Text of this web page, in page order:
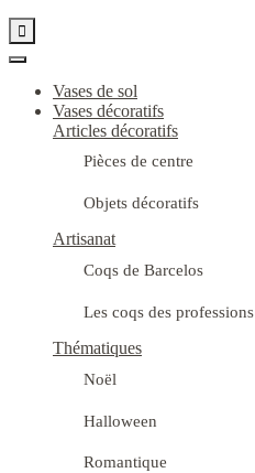

Vases de sol
Vases décoratifs
Articles décoratifs
Pièces de centre
Objets décoratifs
Artisanat
Coqs de Barcelos
Les coqs des professions
Thématiques
Noël
Halloween
Romantique